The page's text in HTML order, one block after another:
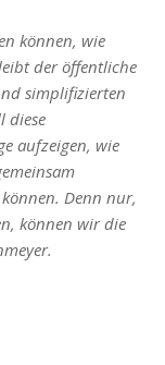
können, wie
der öffentliche
simplifizierten
diese
aufzeigen, wie
Denn nur,
können wir die